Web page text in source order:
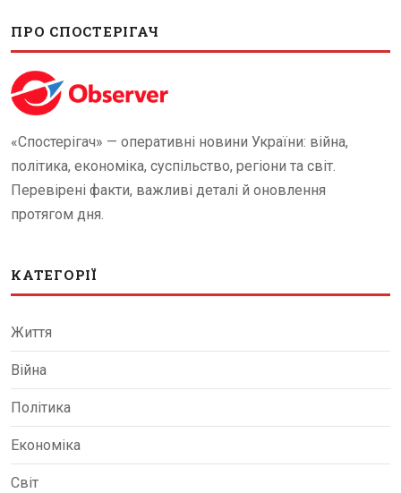
ПРО СПОСТЕРІГАЧ
«Спостерігач» — оперативні новини України: війна,
політика, економіка, суспільство, регіони та світ.
Перевірені факти, важливі деталі й оновлення
протягом дня.
КАТЕГОРІЇ
Життя
Війна
Політика
Економіка
Світ